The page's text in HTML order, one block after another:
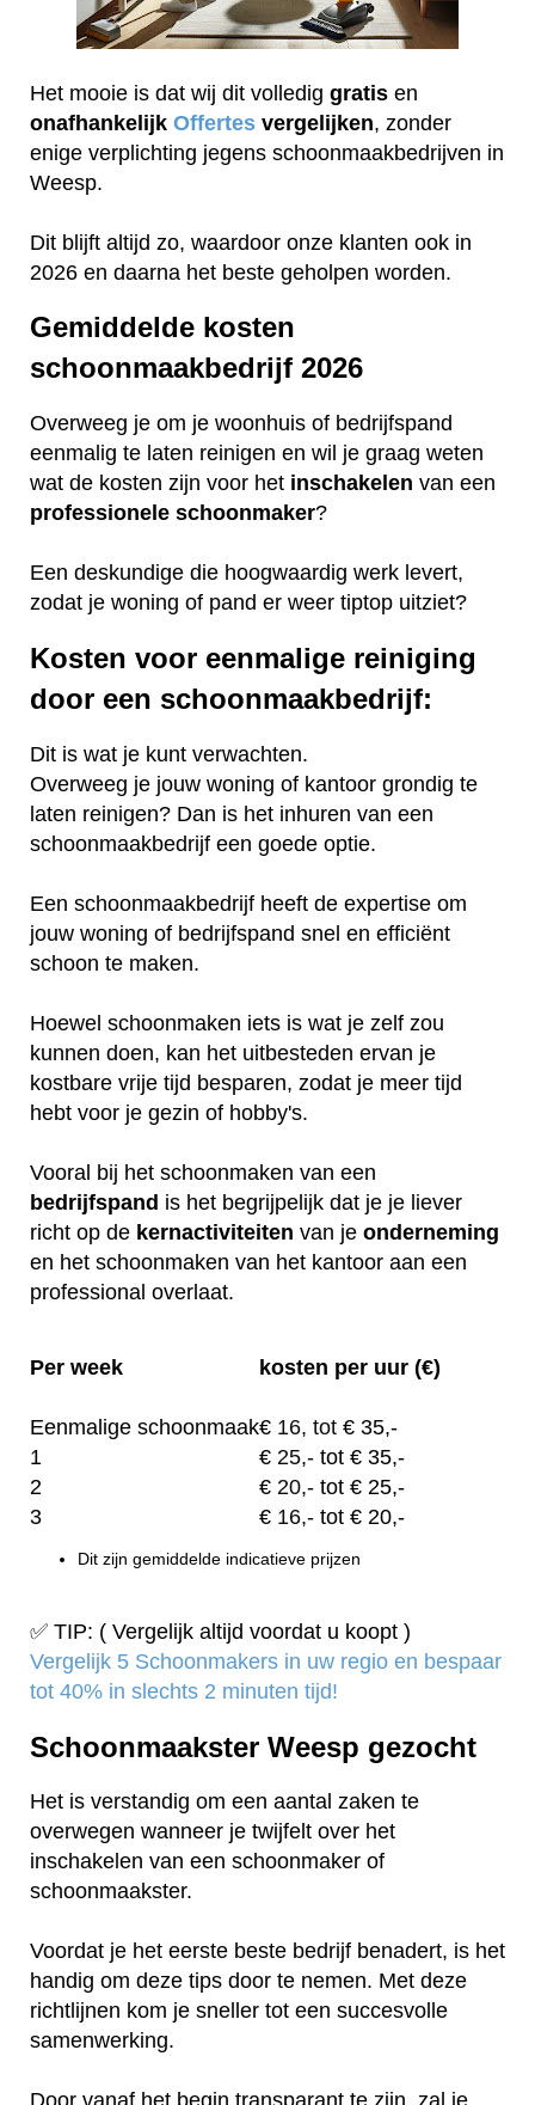
Het mooie is dat wij dit volledig gratis en
onafhankelijk Offertes vergelijken, zonder
enige verplichting jegens schoonmaakbedrijven in
Weesp.
Dit blijft altijd zo, waardoor onze klanten ook in
2026 en daarna het beste geholpen worden.
Gemiddelde kosten
schoonmaakbedrijf 2026
Overweeg je om je woonhuis of bedrijfspand
eenmalig te laten reinigen en wil je graag weten
wat de kosten zijn voor het inschakelen van een
professionele schoonmaker?
Een deskundige die hoogwaardig werk levert,
zodat je woning of pand er weer tiptop uitziet?
Kosten voor eenmalige reiniging
door een schoonmaakbedrijf:
Dit is wat je kunt verwachten.
Overweeg je jouw woning of kantoor grondig te
laten reinigen? Dan is het inhuren van een
schoonmaakbedrijf een goede optie.
Een schoonmaakbedrijf heeft de expertise om
jouw woning of bedrijfspand snel en efficiënt
schoon te maken.
Hoewel schoonmaken iets is wat je zelf zou
kunnen doen, kan het uitbesteden ervan je
kostbare vrije tijd besparen, zodat je meer tijd
hebt voor je gezin of hobby's.
Vooral bij het schoonmaken van een
bedrijfspand is het begrijpelijk dat je je liever
richt op de kernactiviteiten van je onderneming
en het schoonmaken van het kantoor aan een
professional overlaat.
Per week kosten per uur (€)
Eenmalige schoonmaak€ 16, tot € 35,-
1
€ 25,- tot € 35,-
2
€ 20,- tot € 25,-
3
€ 16,- tot € 20,-
Dit zijn gemiddelde indicatieve prijzen
✅ TIP: ( Vergelijk altijd voordat u koopt )
Vergelijk 5 Schoonmakers in uw regio en bespaar
tot 40% in slechts 2 minuten tijd!
Schoonmaakster Weesp gezocht
Het is verstandig om een aantal zaken te
overwegen wanneer je twijfelt over het
inschakelen van een schoonmaker of
schoonmaakster.
Voordat je het eerste beste bedrijf benadert, is het
handig om deze tips door te nemen. Met deze
richtlijnen kom je sneller tot een succesvolle
samenwerking.